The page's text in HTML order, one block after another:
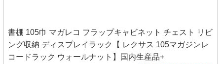
書棚 105巾 マガレコ フラップキャビネット チェスト リビ
ング収納 ディスプレイラック【 レクサス 105マガジンレ
コードラック ウォールナット】国内生産品+